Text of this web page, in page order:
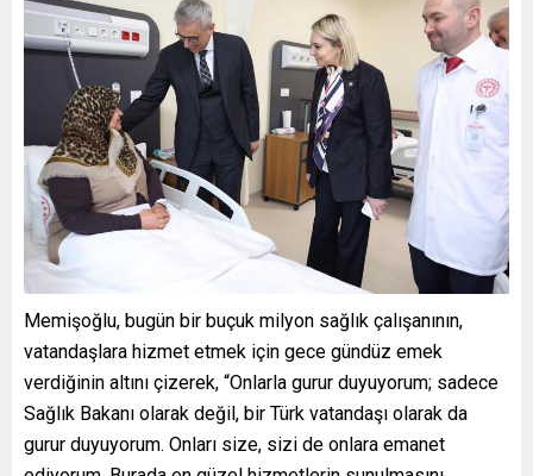
Memişoğlu, bugün bir buçuk milyon sağlık çalışanının,
vatandaşlara hizmet etmek için gece gündüz emek
verdiğinin altını çizerek, “Onlarla gurur duyuyorum; sadece
Sağlık Bakanı olarak değil, bir Türk vatandaşı olarak da
gurur duyuyorum. Onları size, sizi de onlara emanet